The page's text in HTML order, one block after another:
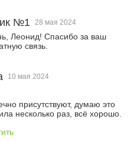
№1 28 мая 2024
Леонид! Спасибо за ваш
связь.
10 мая 2024
присутствуют, думаю это
несколько раз, всё хорошо.